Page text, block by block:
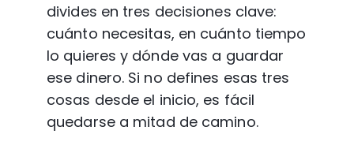
divides en tres decisiones clave:
cuánto necesitas, en cuánto tiempo
lo quieres y dónde vas a guardar
ese dinero. Si no defines esas tres
cosas desde el inicio, es fácil
quedarse a mitad de camino.